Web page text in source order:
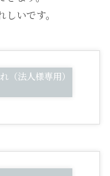
いです。
法人様専用）